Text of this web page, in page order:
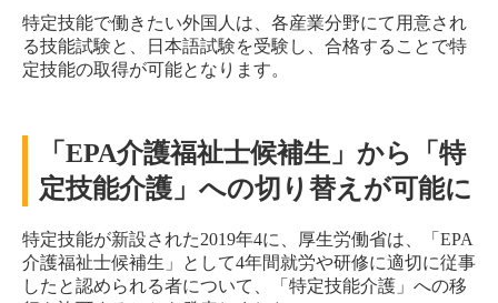
特定技能で働きたい外国人は、各産業分野にて用意され
る技能試験と、日本語試験を受験し、合格することで特
定技能の取得が可能となります。
「EPA介護福祉士候補生」から「特
定技能介護」への切り替えが可能に
特定技能が新設された2019年4に、厚生労働省は、「EPA
介護福祉士候補生」として4年間就労や研修に適切に従事
したと認められる者について、「特定技能介護」への移